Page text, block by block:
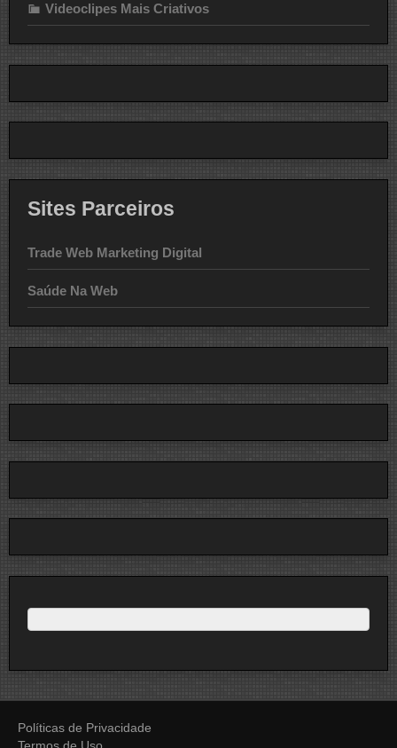
Videoclipes Mais Criativos
Sites Parceiros
Trade Web Marketing Digital
Saúde Na Web
Políticas de Privacidade